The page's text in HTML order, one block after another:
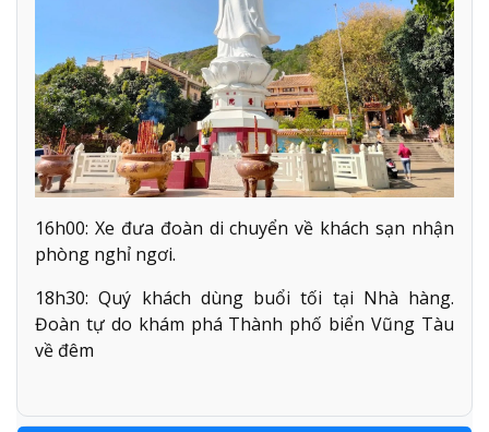
16h00: Xe đưa đoàn di chuyển về khách sạn nhận
phòng nghỉ ngơi.
18h30: Quý khách dùng buổi tối tại Nhà hàng.
Đoàn tự do khám phá Thành phố biển Vũng Tàu
về đêm